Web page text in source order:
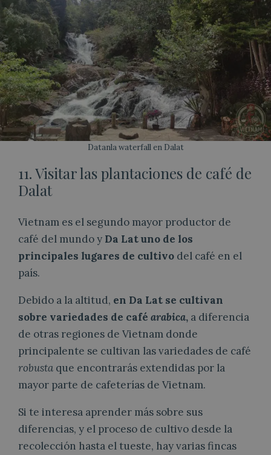
Datanla waterfall en Dalat
11. Visitar las plantaciones de café de
Dalat
Vietnam es el segundo mayor productor de
café del mundo y Da Lat uno de los
principales lugares de cultivo del café en el
país.
Debido a la altitud, en Da Lat se cultivan
sobre variedades de café arabica, a diferencia
de otras regiones de Vietnam donde
principalente se cultivan las variedades de café
robusta que encontrarás extendidas por la
mayor parte de cafeterías de Vietnam.
Si te interesa aprender más sobre sus
diferencias, y el proceso de cultivo desde la
recolección hasta el tueste, hay varias fincas